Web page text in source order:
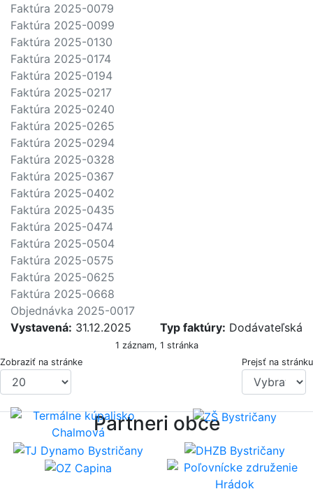
Faktúra 2025-0079
Faktúra 2025-0099
Faktúra 2025-0130
Faktúra 2025-0174
Faktúra 2025-0194
Faktúra 2025-0217
Faktúra 2025-0240
Faktúra 2025-0265
Faktúra 2025-0294
Faktúra 2025-0328
Faktúra 2025-0367
Faktúra 2025-0402
Faktúra 2025-0435
Faktúra 2025-0474
Faktúra 2025-0504
Faktúra 2025-0575
Faktúra 2025-0625
Faktúra 2025-0668
Objednávka 2025-0017
Vystavená: 31.12.2025 Typ faktúry: Dodávateľská
1 záznam, 1 stránka
Zobraziť na stránke
Prejsť na stránku
Partneri obce